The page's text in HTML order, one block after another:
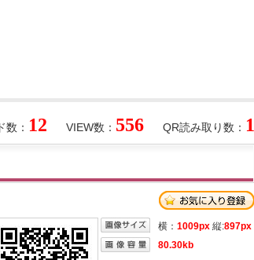
QR読み取り数： 1
VIEW数： 556
数： 12
横： 1009px 縦:897px
80.30kb